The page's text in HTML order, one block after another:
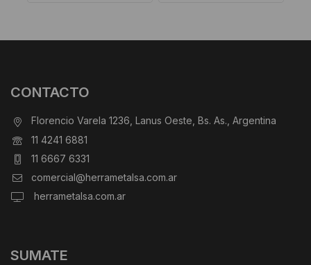
CONTACTO
Florencio Varela 1236, Lanus Oeste, Bs. As., Argentina
11 4241 6881
11 6667 6331
comercial@herrametalsa.com.ar
herrametalsa.com.ar
SUMATE